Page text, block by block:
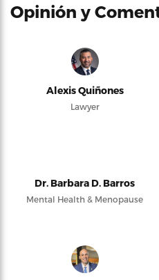
Opinión y
Alexis Quiñones
Lawyer
Dr. Barbara D. Barros
Mental Health & Menopause